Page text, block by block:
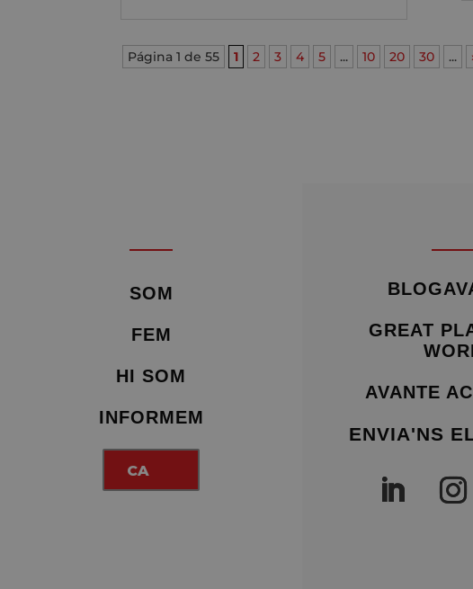
Página 1 de 55 1 2 3 4 5 ... 10 20 30 ...
SOM
FEM
HI SOM
INFORMEM
CA
GREAT
AVANTE
ENVIA'NS